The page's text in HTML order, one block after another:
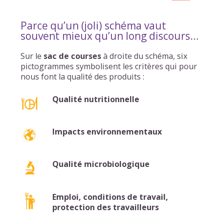
Parce qu’un (joli) schéma vaut
souvent mieux qu’un long discours…
Sur le sac de coursesà droite du schéma, six
pictogrammes symbolisent les critères qui pour
nous font la qualité des produits :
Qualité nutritionnelle
Impacts environnementaux
Qualité microbiologique
Emploi, conditions de travail,
protection des travailleurs